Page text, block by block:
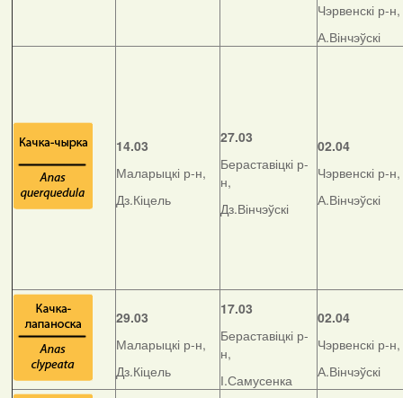
Чэрвенскі р-н,
А.Вінчэўскі
14.03
Маларыцкі р-н,
Дз.Кіцель
27.03
Бераставіцкі р-
н,
Дз.Вінчэўскі
02.04
Чэрвенскі р-н,
А.Вінчэўскі
29.03
Маларыцкі р-н,
Дз.Кіцель
17.03
Бераставіцкі р-
н,
І.Самусенка
02.04
Чэрвенскі р-н,
А.Вінчэўскі